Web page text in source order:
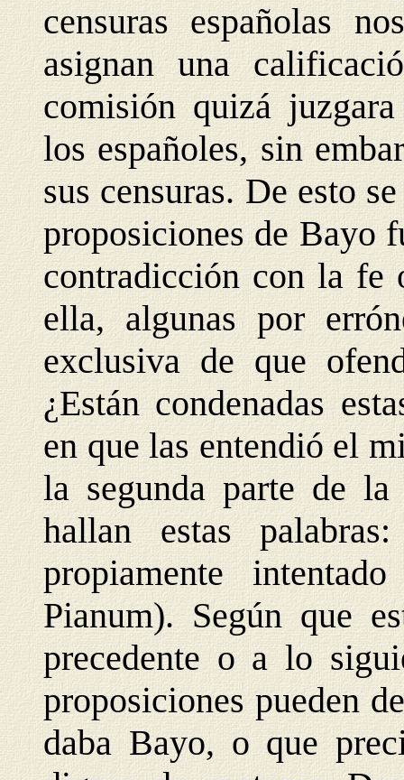
censuras españolas
asignan una
comisión quizá
los españoles, sin
sus censuras. De esto
proposiciones de Bayo
contradicción con la fe
ella, algunas por
exclusiva de que
¿Están condenadas
en que las entendió el
la segunda parte de
hallan estas
propiamente
Pianum). Según que
precedente o a lo
proposiciones pueden
daba Bayo, o que